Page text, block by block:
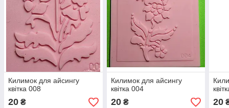
Килимок для айсингу
квітка 008
20 ₴
Килимок для айсингу
квітка 004
20₴ 20